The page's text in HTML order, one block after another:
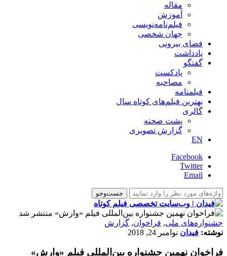
مقاله
آموزش
فیلم‌نامه‌نویسی
جهان شخصی
فضای بیرونی
یادداشت
گفتگو
پادکست
مصاحبه
فیلمنامه
بهترین فیلم‌های کوتاه سال
گالری
پشت صحنه
گزارش تصویری
EN
Facebook
Twitter
Email
جشنواره‌های ملی, فراخوان, گزارش
نوشته: فیدان نوامبر 24, 2018
فراخوان نهمین جشنواره بین‌المللی فیلم «وارش»